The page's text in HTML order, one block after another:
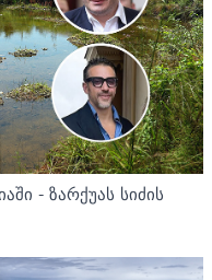
- ზარქუას სიძის